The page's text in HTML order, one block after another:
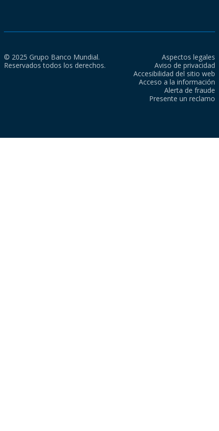
© 2025 Grupo Banco Mundial.
Reservados todos los derechos.
Aspectos legales
Aviso de privacidad
Accesibilidad del sitio web
Acceso a la información
Alerta de fraude
Presente un reclamo